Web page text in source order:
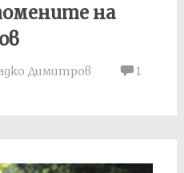
на
Димитров
1